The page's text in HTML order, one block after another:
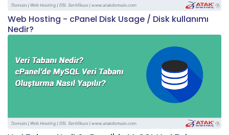
Web Hosting - cPanel Disk Usage / Disk kullanımı
Nedir?